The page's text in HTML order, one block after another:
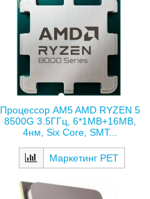
Процессор AM5 AMD RYZEN 5
8500G 3.5ГГц, 6*1MB+16MB,
4нм, Six Core, SMT...
Маркетинг РЕТ